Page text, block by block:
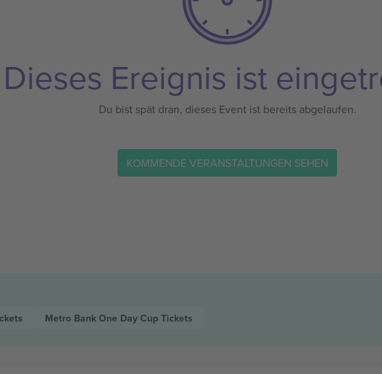
Dieses Ereignis ist
Du bist spät dran, dieses Event ist bereits abgelaufen.
KOMMENDE VERANSTALTUNGEN SEHEN
Metro Bank One Day Cup Tickets